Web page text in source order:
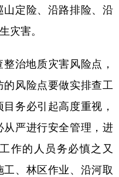
定险、沿路排险、沿
灾害。
治地质灾害风险点，
风险点要做实排查工
务必引起高度重视，
严进行安全管理，进
作的人员务必慎之又
、林区作业、沿河取